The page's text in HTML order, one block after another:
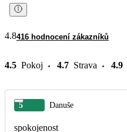
4.8416 hodnocení zákazníků
4.5 Pokoj 4.7 Strava 4.9
5 Danuše
spokojenost